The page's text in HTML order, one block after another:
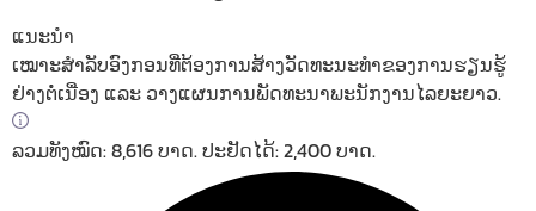
ແນະນຳ
ເໝາະສຳລັບອົງກອນທີ່ຕ້ອງການສ້າງວັດທະນະທຳຂອງການຮຽນຮູ້
ຢ່າງຕໍ່ເນື່ອງ ແລະ ວາງແຜນການພັດທະນາພະນັກງານໄລຍະຍາວ.
ລວມທັງໝົດ: 8,616 ບາດ. ປະຢັດໄດ້: 2,400 ບາດ.